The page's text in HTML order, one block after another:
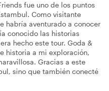
fue uno de los puntos
Como visitante
habría aventurado a conocer
conocido las historias
hecho este tour. Goda &
historia a mi exploración,
Gracias a este
sino que también conecté